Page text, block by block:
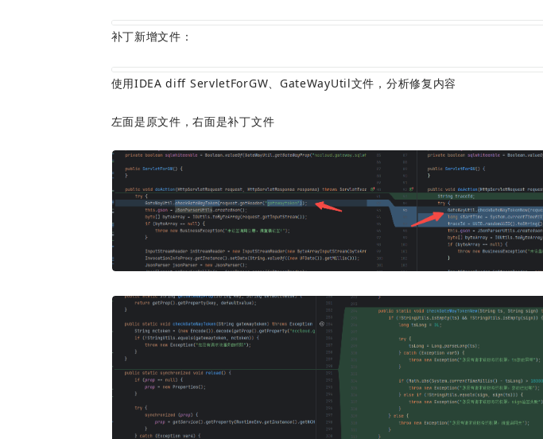
补丁新增文件：
使用IDEA diff ServletForGW、GateWayUtil文件，分析修复内容
左面是原文件，右面是补丁文件